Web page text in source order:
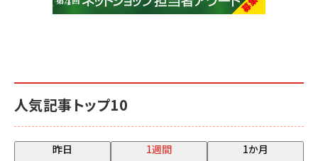
人気記事トップ10
昨日 1週間 1か月